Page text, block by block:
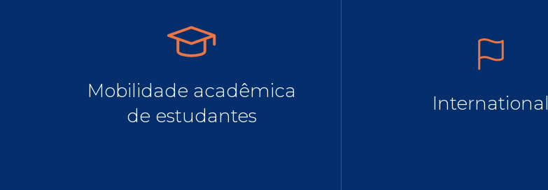
Mobilidade acadêmica
de estudantes
International